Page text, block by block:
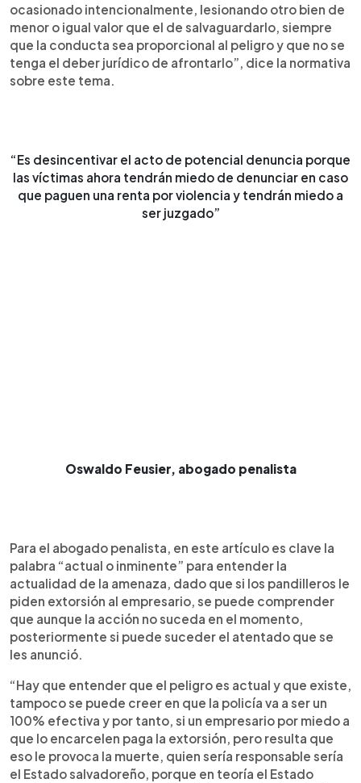
ocasionado intencionalmente, lesionando otro bien de
menor o igual valor que el de salvaguardarlo, siempre
que la conducta sea proporcional al peligro y que no se
tenga el deber jurídico de afrontarlo”, dice la normativa
sobre este tema.
“Es desincentivar el acto de potencial denuncia porque
las víctimas ahora tendrán miedo de denunciar en caso
que paguen una renta por violencia y tendrán miedo a
ser juzgado”
Oswaldo Feusier, abogado penalista
Para el abogado penalista, en este artículo es clave la
palabra “actual o inminente” para entender la
actualidad de la amenaza, dado que si los pandilleros le
piden extorsión al empresario, se puede comprender
que aunque la acción no suceda en el momento,
posteriormente si puede suceder el atentado que se
les anunció.
“Hay que entender que el peligro es actual y que existe,
tampoco se puede creer en que la policía va a ser un
100% efectiva y por tanto, si un empresario por miedo a
que lo encarcelen paga la extorsión, pero resulta que
eso le provoca la muerte, quien sería responsable sería
el Estado salvadoreño, porque en teoría el Estado